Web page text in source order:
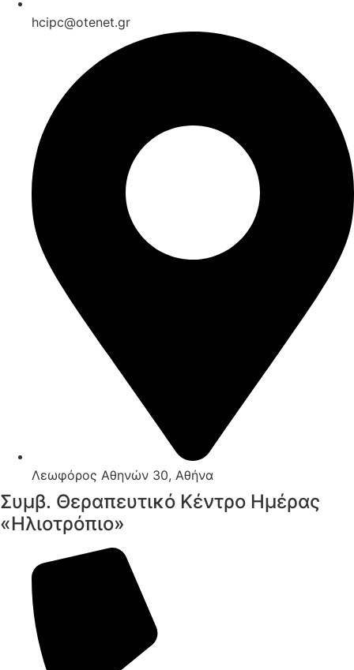
hcipc@otenet.gr
Λεωφόρος Αθηνών 30, Αθήνα
Συμβ. Θεραπευτικό Κέντρο Ημέρας
«Ηλιοτρόπιο»